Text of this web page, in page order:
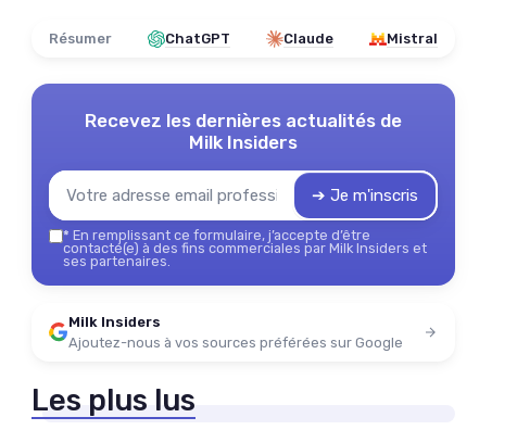
Résumer ChatGPT Claude Mistral
Recevez les dernières actualités de
Milk Insiders
➔ Je m'inscris
* En remplissant ce formulaire, j’accepte d’être
contacté(e) à des fins commerciales par Milk Insiders et
ses partenaires.
Milk Insiders
Ajoutez-nous à vos sources préférées sur Google
Les plus lus